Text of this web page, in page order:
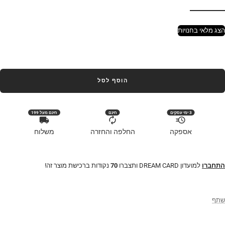
הצג מלאי בחנויות
הוסף לסל
3 ימי עסקים
אספקה
חינם
החלפה והחזרה
חינם מעל 199
משלוח
התחברו למועדון DREAM CARD ותצברו 70 נקודות ברכישת מוצר זה!
שתף